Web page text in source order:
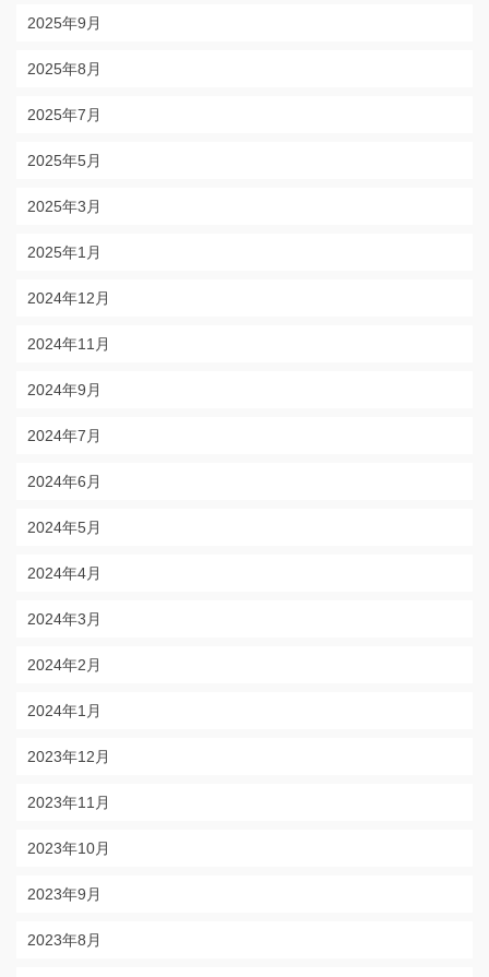
2025年9月
2025年8月
2025年7月
2025年5月
2025年3月
2025年1月
2024年12月
2024年11月
2024年9月
2024年7月
2024年6月
2024年5月
2024年4月
2024年3月
2024年2月
2024年1月
2023年12月
2023年11月
2023年10月
2023年9月
2023年8月